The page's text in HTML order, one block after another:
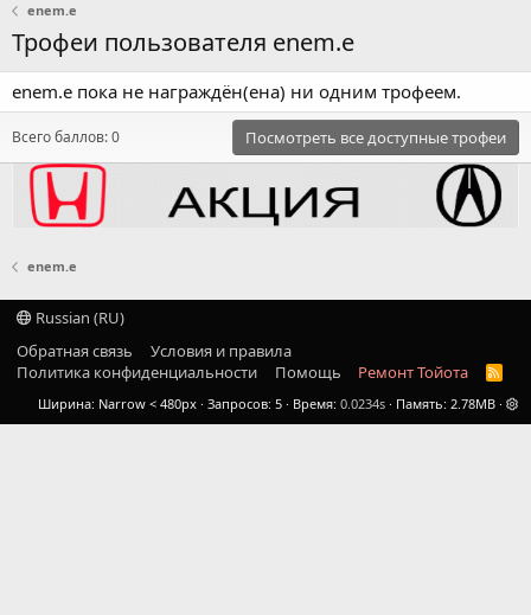
enem.e
Трофеи пользователя enem.e
enem.e пока не награждён(ена) ни одним трофеем.
Всего баллов: 0 Посмотреть все доступные трофеи
enem.e
Russian (RU)
Обратная связь
Условия и правила
Политика конфиденциальности
Помощь Ремонт Тойота
R
S
S
Ширина Запросов 5 Время 0.0234s Память 2.78MB